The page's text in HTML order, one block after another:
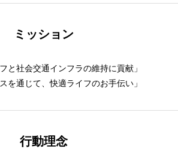
ミッション
と社会交通インフラの維持に貢献」
を通じて、快適ライフのお手伝い」
行動理念